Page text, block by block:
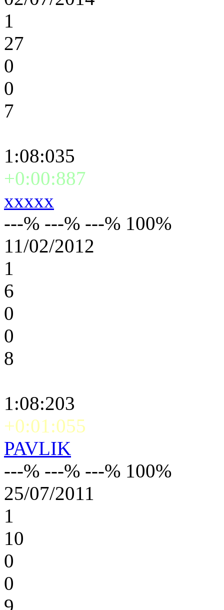
1
27
0
0
7
1:08:035
+0:00:887
xxxxx
---% ---% ---% 100%
11/02/2012
1
6
0
0
8
1:08:203
+0:01:055
PAVLIK
---% ---% ---% 100%
25/07/2011
1
10
0
0